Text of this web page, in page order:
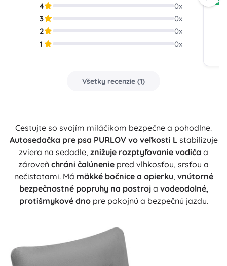
4
0x
3
0x
2
0x
1
0x
Všetky recenzie (1)
Cestujte so svojím miláčikom bezpečne a pohodlne.
Autosedačka pre psa PURLOV vo veľkosti Lstabilizuje
zviera na sedadle, znižuje rozptyľovanie vodiča a
zároveň chráni čalúnenie pred vlhkosťou, srsťou a
nečistotami. Má mäkké bočnice a opierku, vnútorné
bezpečnostné popruhy na postroja vodeodolné,
protišmykové dnopre pokojnú a bezpečnú jazdu.